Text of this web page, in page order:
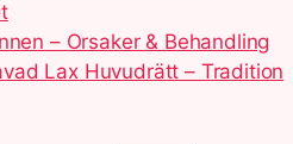
– Orsaker & Behandling
Lax Huvudrätt – Tradition